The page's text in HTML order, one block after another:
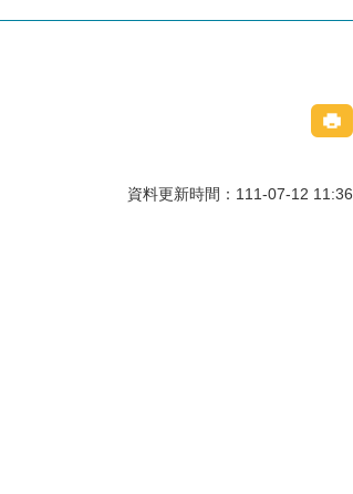
資料更新時間：111-07-12 11:36